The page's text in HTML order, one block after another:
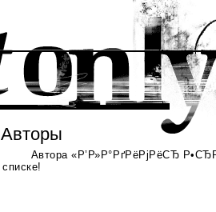
Авторы
Автора «Р’Р»Р°РґРёРјРёСЂ
списке!